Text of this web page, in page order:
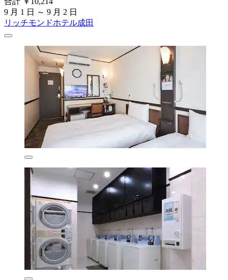
9 月 1 日 ～ 9 月 2 日
リッチモンドホテル成田